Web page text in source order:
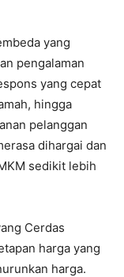
yang
pengalaman
yang cepat
hingga
pelanggan
dihargai dan
sedikit lebih
Cerdas
harga yang
harga.